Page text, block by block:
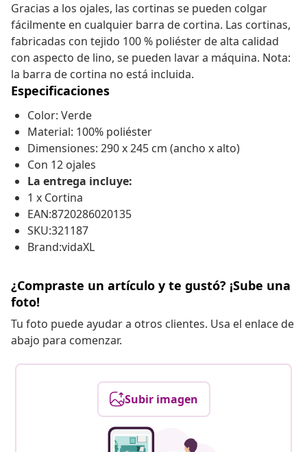
Gracias a los ojales, las cortinas se pueden colgar
fácilmente en cualquier barra de cortina. Las cortinas,
fabricadas con tejido 100 % poliéster de alta calidad
con aspecto de lino, se pueden lavar a máquina. Nota:
la barra de cortina no está incluida.
Especificaciones
Color: Verde
Material: 100% poliéster
Dimensiones: 290 x 245 cm (ancho x alto)
Con 12 ojales
La entrega incluye:
1 x Cortina
EAN:8720286020135
SKU:321187
Brand:vidaXL
¿Compraste un artículo y te gustó? ¡Sube una
foto!
Tu foto puede ayudar a otros clientes. Usa el enlace de
abajo para comenzar.
Subir imagen